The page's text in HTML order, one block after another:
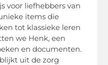
voor liefhebbers van
items die
tot klassieke leren
we Henk, een
en documenten.
uit de zorg